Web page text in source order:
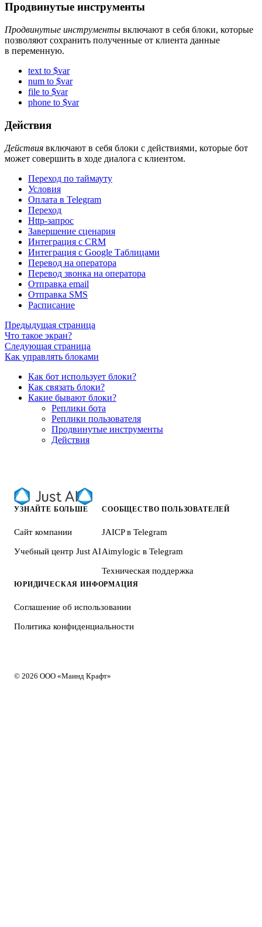
Продвинутые инструменты
Продвинутые инструменты включают в себя блоки, которые
позволяют сохранить полученные от клиента данные
в переменную.
text to $var
num to $var
file to $var
phone to $var
Действия
Действия включают в себя блоки с действиями, которые бот
может совершить в ходе диалога с клиентом.
Переход по таймауту
Условия
Оплата в Telegram
Переход
Http-запрос
Завершение сценария
Интеграция с CRM
Интеграция с Google Таблицами
Перевод на оператора
Перевод звонка на оператора
Отправка email
Отправка SMS
Расписание
Предыдущая страница
Что такое экран?
Следующая страница
Как управлять блоками
Как бот использует блоки?
Как связать блоки?
Какие бывают блоки?
Реплики бота
Реплики пользователя
Продвинутые инструменты
Действия
УЗНАЙТЕ БОЛЬШЕ
Сайт компании
Учебный центр Just AI
СООБЩЕСТВО ПОЛЬЗОВАТЕЛЕЙ
JAICP в Telegram
Aimylogic в Telegram
Техническая поддержка
ЮРИДИЧЕСКАЯ ИНФОРМАЦИЯ
Соглашение об использовании
Политика конфиденциальности
© 2026 ООО «Маинд Крафт»